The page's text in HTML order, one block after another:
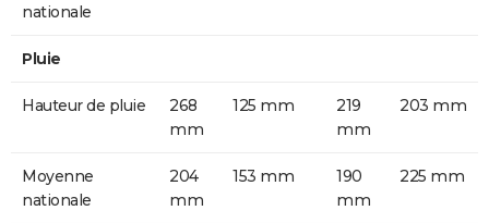
nationale
Pluie
Hauteur de pluie
268
mm
125 mm
219
mm
203 mm
Moyenne
nationale
204
mm
153 mm
190
mm
225 mm